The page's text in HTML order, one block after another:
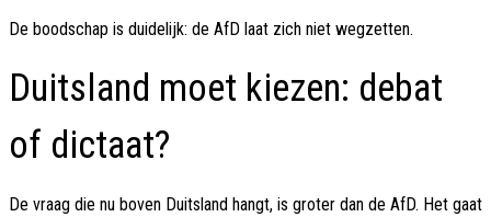
De boodschap is duidelijk: de AfD laat zich niet wegzetten.
Duitsland moet kiezen: debat
of dictaat?
De vraag die nu boven Duitsland hangt, is groter dan de AfD. Het gaat